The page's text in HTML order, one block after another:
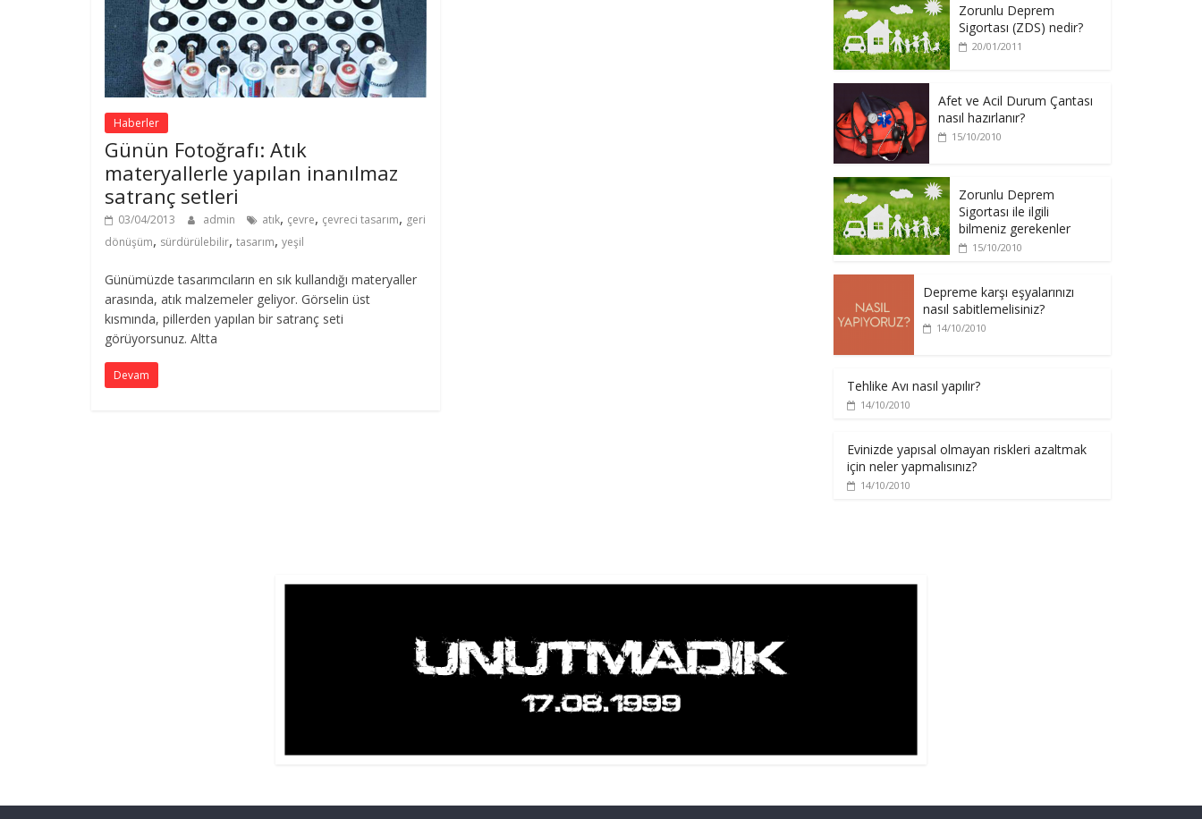
Haberler
Günün Fotoğrafı: Atık
materyallerle yapılan inanılmaz
satranç setleri
03/04/2013 admin atık, çevre, çevreci tasarım, geri
dönüşüm, sürdürülebilir, tasarım, yeşil
Günümüzde tasarımcıların en sık kullandığı materyaller
arasında, atık malzemeler geliyor. Görselin üst
kısmında, pillerden yapılan bir satranç seti
görüyorsunuz. Altta
Devam
Zorunlu Deprem
Sigortası (ZDS) nedir?
20/01/2011
Afet ve Acil Durum Çantası
nasıl hazırlanır?
15/10/2010
Zorunlu Deprem
Sigortası ile ilgili
bilmeniz gerekenler
15/10/2010
Depreme karşı eşyalarınızı
nasıl sabitlemelisiniz?
14/10/2010
Tehlike Avı nasıl yapılır?
14/10/2010
Evinizde yapısal olmayan riskleri azaltmak
için neler yapmalısınız?
14/10/2010